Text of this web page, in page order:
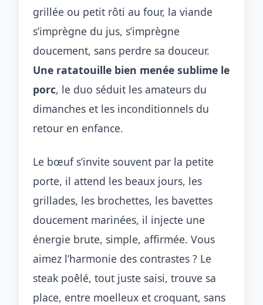
grillée ou petit rôti au four, la viande
s’imprègne du jus, s’imprègne
doucement, sans perdre sa douceur.
Une ratatouille bien menée sublime le
porc, le duo séduit les amateurs du
dimanches et les inconditionnels du
retour en enfance.
Le bœuf s’invite souvent par la petite
porte, il attend les beaux jours, les
grillades, les brochettes, les bavettes
doucement marinées, il injecte une
énergie brute, simple, affirmée. Vous
aimez l’harmonie des contrastes ? Le
steak poêlé, tout juste saisi, trouve sa
place, entre moelleux et croquant, sans